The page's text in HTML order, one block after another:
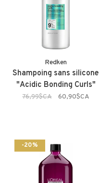
Redken
Shampoing sans silicone
"Acidic Bonding Curls"
76,99$CA 60,90$CA
-20%